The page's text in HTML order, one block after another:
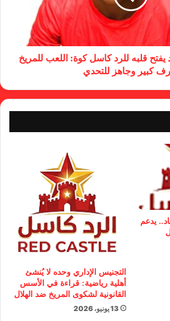
يفتح قلبه للرد كاسل كوة: اللعب للمريخ
كبير وجاهز للتحدي
يدعم
التجنيس الإداري وحده لا يُنشئ
أهلية رياضية: قراءة في الأسس
القانونية لشكوى المريخ ضد الهلال
13 يونيو، 2026